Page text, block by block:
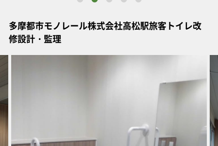
多摩都市モノレール株式会社高松駅旅客トイレ改
修設計・監理